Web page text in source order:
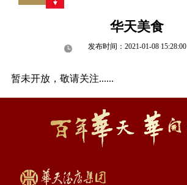
华天美食
发布时间：2021-01-08 15:28:00
暂未开放，敬请关注......